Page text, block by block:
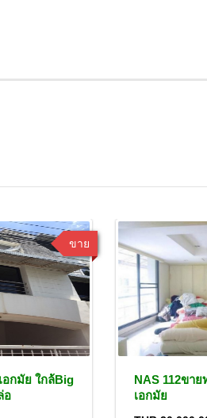
ขาย
กมัย ใกล้Big
อ
NAS 112ขา
เอกมัย